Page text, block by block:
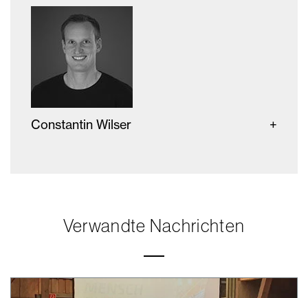
Constantin Wilser
Verwandte Nachrichten